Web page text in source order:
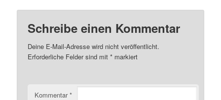
Schreibe einen Kommentar
Deine E-Mail-Adresse wird nicht veröffentlicht.
Erforderliche Felder sind mit* markiert
Kommentar*